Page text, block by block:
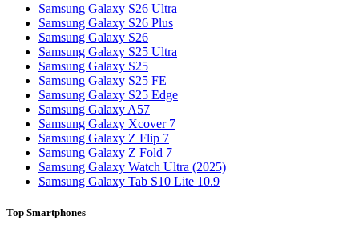
Samsung Galaxy S26 Ultra
Samsung Galaxy S26 Plus
Samsung Galaxy S26
Samsung Galaxy S25 Ultra
Samsung Galaxy S25
Samsung Galaxy S25 FE
Samsung Galaxy S25 Edge
Samsung Galaxy A57
Samsung Galaxy Xcover 7
Samsung Galaxy Z Flip 7
Samsung Galaxy Z Fold 7
Samsung Galaxy Watch Ultra (2025)
Samsung Galaxy Tab S10 Lite 10.9
Top Smartphones